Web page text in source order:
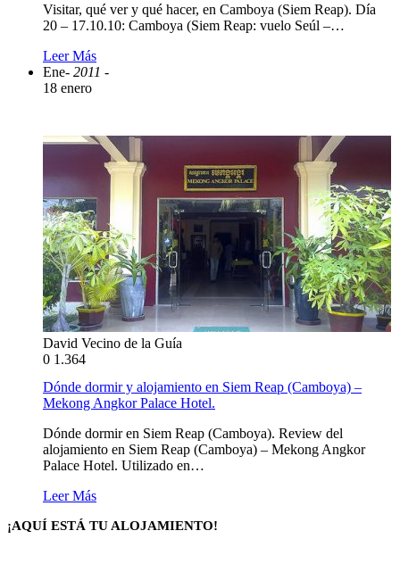
Visitar, qué ver y qué hacer, en Camboya (Siem Reap). Día
20 – 17.10.10: Camboya (Siem Reap: vuelo Seúl –…
Leer Más
Ene- 2011 -
18 enero
David Vecino de la Guía
0 1.364
Dónde dormir y alojamiento en Siem Reap (Camboya) –
Mekong Angkor Palace Hotel.
Dónde dormir en Siem Reap (Camboya). Review del
alojamiento en Siem Reap (Camboya) – Mekong Angkor
Palace Hotel. Utilizado en…
Leer Más
¡AQUÍ ESTÁ TU ALOJAMIENTO!